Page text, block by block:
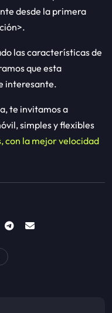
desde la primera
las características de
que esta
interesante.
te invitamos a
simples y flexibles
con la mejor velocidad